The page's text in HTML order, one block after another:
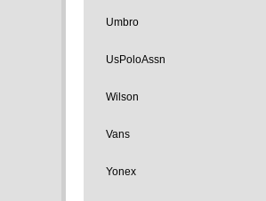
Umbro
UsPoloAssn
Wilson
Vans
Yonex